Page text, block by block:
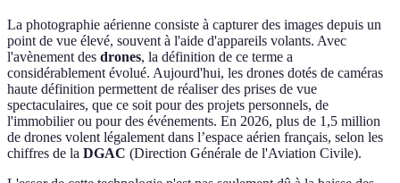
La photographie aérienne consiste à capturer des images depuis un
point de vue élevé, souvent à l'aide d'appareils volants. Avec
l'avènement des drones, la définition de ce terme a
considérablement évolué. Aujourd'hui, les drones dotés de caméras
haute définition permettent de réaliser des prises de vue
spectaculaires, que ce soit pour des projets personnels, de
l'immobilier ou pour des événements. En 2026, plus de 1,5 million
de drones volent légalement dans l’espace aérien français, selon les
chiffres de la DGAC (Direction Générale de l'Aviation Civile).